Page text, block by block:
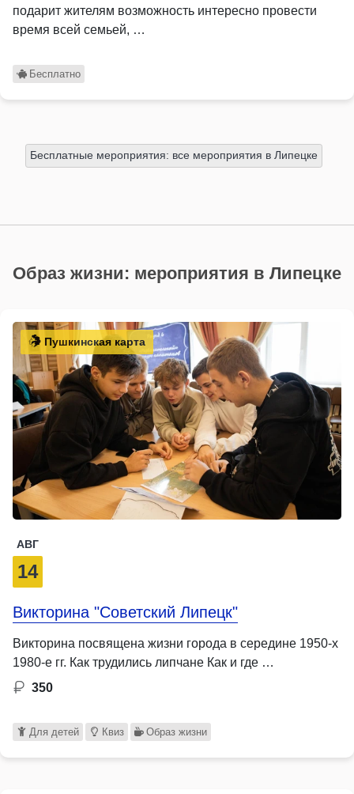
подарит жителям возможность интересно провести
время всей семьей, …
Бесплатно
Бесплатные мероприятия: все мероприятия в Липецке
Образ жизни: мероприятия в Липецке
Пушкинская карта
АВГ
14
Викторина "Советский Липецк"
Викторина посвящена жизни города в середине 1950-х
1980-е гг. Как трудились липчане Как и где …
350
Для детей Квиз Образ жизни